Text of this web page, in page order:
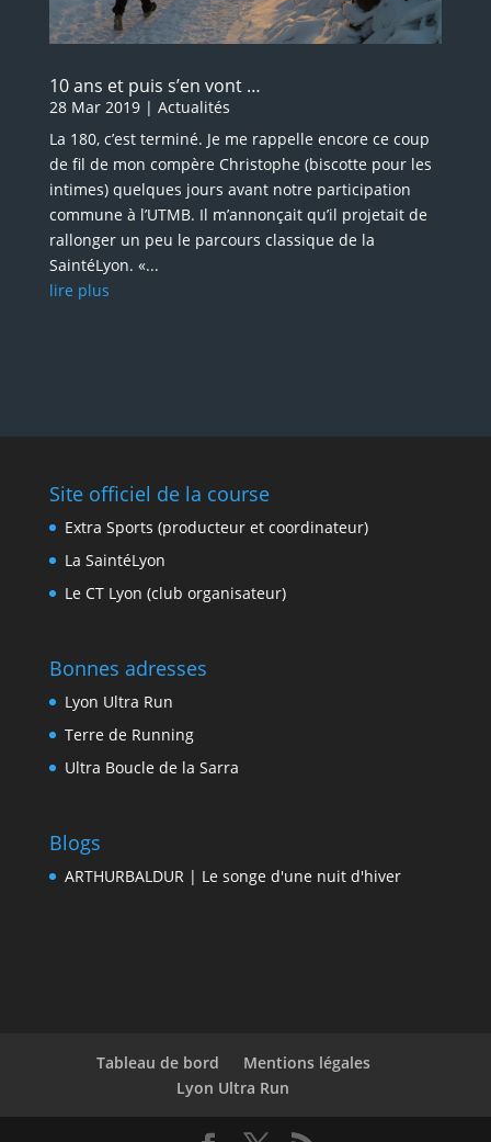
10 ans et puis s’en vont …
28 Mar 2019| Actualités
La 180, c’est terminé. Je me rappelle encore ce coup
de fil de mon compère Christophe (biscotte pour les
intimes) quelques jours avant notre participation
commune à l’UTMB. Il m’annonçait qu’il projetait de
rallonger un peu le parcours classique de la
SaintéLyon. «...
lire plus
Site officiel de la course
Extra Sports (producteur et coordinateur)
La SaintéLyon
Le CT Lyon (club organisateur)
Bonnes adresses
Lyon Ultra Run
Terre de Running
Ultra Boucle de la Sarra
Blogs
ARTHURBALDUR | Le songe d'une nuit d'hiver
Tableau de bord
Mentions légales
Lyon Ultra Run